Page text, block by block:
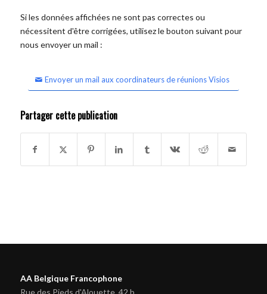
Si les données affichées ne sont pas correctes ou
nécessitent d'être corrigées, utilisez le bouton suivant pour
nous envoyer un mail :
Envoyer un mail aux coordinateurs de réunions Visios
Partager cette publication
AA Belgique Francophone
Rue des Pieds d'Alouette, 42 b